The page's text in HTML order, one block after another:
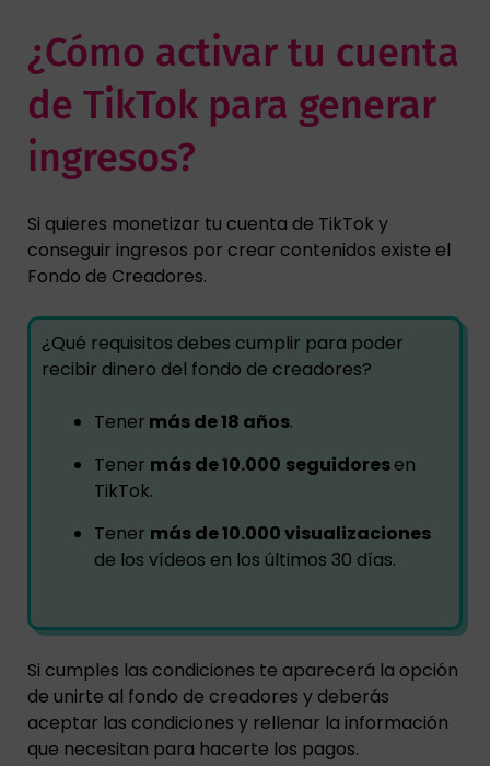
¿Cómo activar tu cuenta
de TikTok para generar
ingresos?
Si quieres monetizar tu cuenta de TikTok y
conseguir ingresos por crear contenidos existe el
Fondo de Creadores.
¿Qué requisitos debes cumplir para poder
recibir dinero del fondo de creadores?
Tener más de 18 años.
Tener más de 10.000 seguidoresen
TikTok.
Tener más de 10.000 visualizaciones
de los vídeos en los últimos 30 días.
Si cumples las condiciones te aparecerá la opción
de unirte al fondo de creadores y deberás
aceptar las condiciones y rellenar la información
que necesitan para hacerte los pagos.